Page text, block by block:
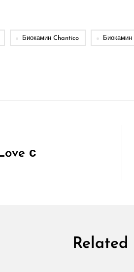
Биокамин Chantico
с
Related